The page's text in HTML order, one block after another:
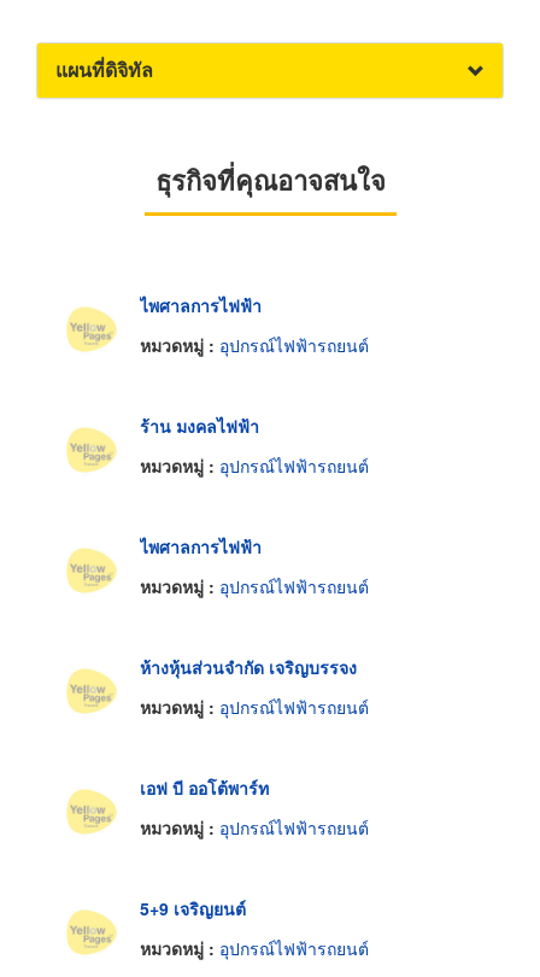
แผนที่ดิจิทัล
ธุรกิจที่คุณอาจสนใจ
ไพศาลการไฟฟ้า
หมวดหมู่ : อุปกรณ์ไฟฟ้ารถยนต์
ร้าน มงคลไฟฟ้า
หมวดหมู่ : อุปกรณ์ไฟฟ้ารถยนต์
ไพศาลการไฟฟ้า
หมวดหมู่ : อุปกรณ์ไฟฟ้ารถยนต์
ห้างหุ้นส่วนจำกัด เจริญบรรจง
หมวดหมู่ : อุปกรณ์ไฟฟ้ารถยนต์
เอฟ บี ออโต้พาร์ท
หมวดหมู่ : อุปกรณ์ไฟฟ้ารถยนต์
5+9 เจริญยนต์
หมวดหมู่ : อุปกรณ์ไฟฟ้ารถยนต์